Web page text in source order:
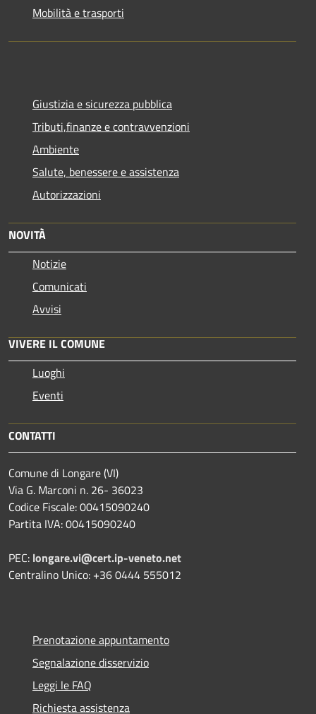
Mobilità e trasporti
Giustizia e sicurezza pubblica
Tributi,finanze e contravvenzioni
Ambiente
Salute, benessere e assistenza
Autorizzazioni
NOVITÀ
Notizie
Comunicati
Avvisi
VIVERE IL COMUNE
Luoghi
Eventi
CONTATTI
Comune di Longare (VI)
Via G. Marconi n. 26- 36023
Codice Fiscale: 00415090240
Partita IVA: 00415090240
PEC: longare.vi@cert.ip-veneto.net
Centralino Unico: +36 0444 555012
Prenotazione appuntamento
Segnalazione disservizio
Leggi le FAQ
Richiesta assistenza